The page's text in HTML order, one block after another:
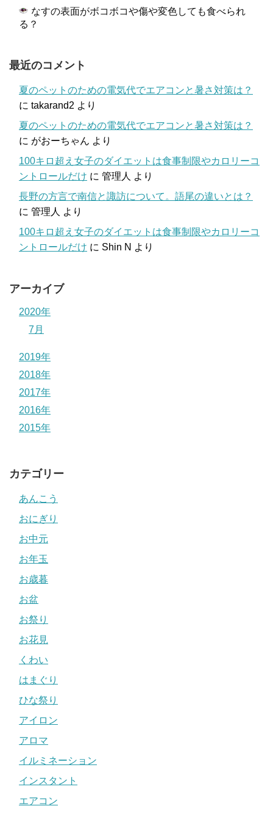
なすの表面がボコボコや傷や変色しても食べられ
る？
最近のコメント
夏のペットのための電気代でエアコンと暑さ対策は？
に takarand2 より
夏のペットのための電気代でエアコンと暑さ対策は？
に がおーちゃん より
100キロ超え女子のダイエットは食事制限やカロリーコ
ントロールだけ に 管理人 より
長野の方言で南信と諏訪について。語尾の違いとは？
に 管理人 より
100キロ超え女子のダイエットは食事制限やカロリーコ
ントロールだけ に Shin N より
アーカイブ
2020年
7月
2019年
2018年
2017年
2016年
2015年
カテゴリー
あんこう
おにぎり
お中元
お年玉
お歳暮
お盆
お祭り
お花見
くわい
はまぐり
ひな祭り
アイロン
アロマ
イルミネーション
インスタント
エアコン